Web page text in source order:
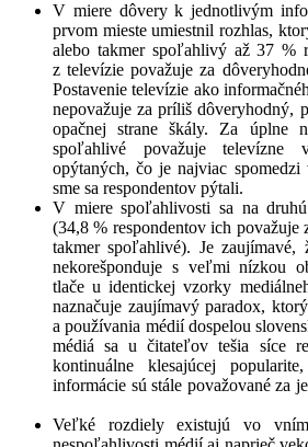
V miere dôvery k jednotlivým
prvom mieste umiestnil rozhlas,
alebo takmer spoľahlivý až 37 %
z televízie považuje za
Postavenie televízie ako
nepovažuje za príliš dôveryhodný,
opačnej strane škály. Za úplne
spoľahlivé považuje
opýtaných, čo je najviac
sme sa respondentov pýtali.
V miere spoľahlivosti sa na
(34,8 % respondentov ich považuje
takmer spoľahlivé). Je zaujímavé,
nekorešponduje s veľmi nízkou
tlače u identickej vzorky
naznačuje zaujímavý paradox,
a používania médií dospelou
médiá sa u čitateľov tešia síce
kontinuálne klesajúcej
informácie sú stále považované za
Veľké rozdiely existujú vo